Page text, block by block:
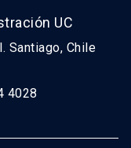
UC
Santiago, Chile
4028